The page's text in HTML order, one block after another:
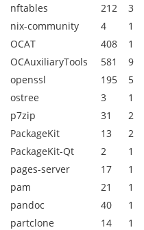
nftables
212 3
nix-community
4 1
OCAT
408 1
OCAuxiliaryTools
581 9
openssl
195 5
ostree
3 1
p7zip
31
2
PackageKit
13 2
PackageKit-Qt
2 1
pages-server
17 1
pam
21 1
pandoc
40 1
partclone
14 1